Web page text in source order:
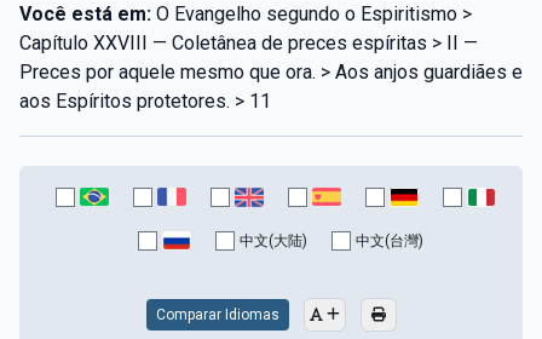
Capítulo XII — Amai os vossos inimigos
Capítulo XIII — Não saiba a vossa mão esquerda o
que dê a vossa mão direita
Capítulo XV — Fora da caridade não há salvação
Capítulo XVI — Não se pode servir a Deus e a
Você está em: O Evangelho segundo o Espiritismo >
Capítulo XXVIII — Coletânea de preces espíritas > II —
Preces por aquele mesmo que ora. > Aos anjos guardiães e
aos Espíritos protetores. > 11
中文(大陆) 中文(台灣)
Comparar Idiomas